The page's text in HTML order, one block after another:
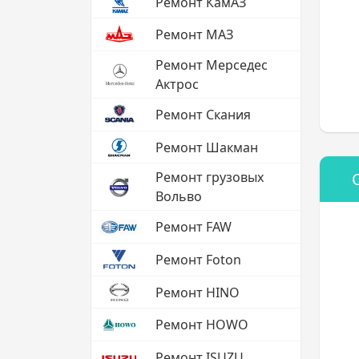
Ремонт МАЗ
Ремонт Мерседес
Актрос
Ремонт Скания
Ремонт Шакман
Ремонт грузовых
Вольво
Ремонт FAW
Ремонт Foton
Ремонт HINO
Ремонт HOWO